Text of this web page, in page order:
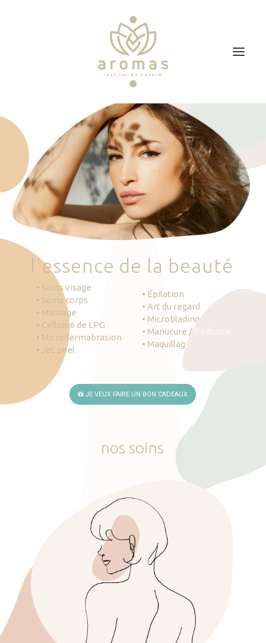
Soins
Je veux faire un bon cadeau
Plan d’accès
Prendre RDV
'essence de la beauté
• Soins visage
• Soins corps
• Massage
• Cellum6 de LPG
• Microdermabrasion
• Jet peel
• Épilation
• Art du regard
• Microblading
• Manucure / Pédicure
• Maquillage
JE VEUX FAIRE UN BON CADEAUX
nos soins